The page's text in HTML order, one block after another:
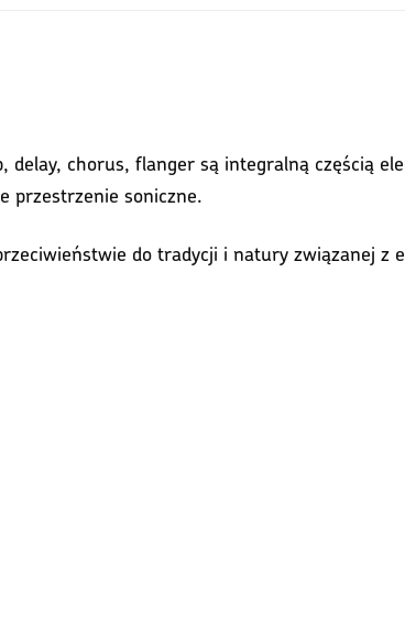
delay, chorus, flanger są integralną częścią
przestrzenie soniczne.
do tradycji i natury związanej z